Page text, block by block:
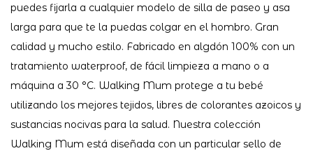
puedes fijarla a cualquier modelo de silla de paseo y asa
larga para que te la puedas colgar en el hombro. Gran
calidad y mucho estilo. Fabricado en algdón 100% con un
tratamiento waterproof, de fácil limpieza a mano o a
máquina a 30 °C. Walking Mum protege a tu bebé
utilizando los mejores tejidos, libres de colorantes azoicos y
sustancias nocivas para la salud. Nuestra colección
Walking Mum está diseñada con un particular sello de